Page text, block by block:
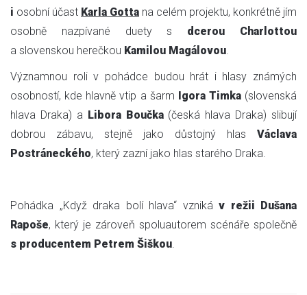
i osobní účast Karla Gotta na celém projektu, konkrétně jím
osobně nazpívané duety s dcerou Charlottou
a slovenskou herečkou Kamilou Magálovou
Významnou roli v pohádce budou hrát i hlasy známých
osobností, kde hlavně vtip a šarm Igora Timka (slovenská
hlava Draka) a Libora Boučka (česká hlava Draka) slibují
dobrou zábavu, stejně jako důstojný hlas Václava
Postráneckého, který zazní jako hlas starého Draka.
Pohádka „Když draka bolí hlava“ vzniká v režii Dušana
Rapoše, který je zároveň spoluautorem scénáře společně
s producentem Petrem Šiškou